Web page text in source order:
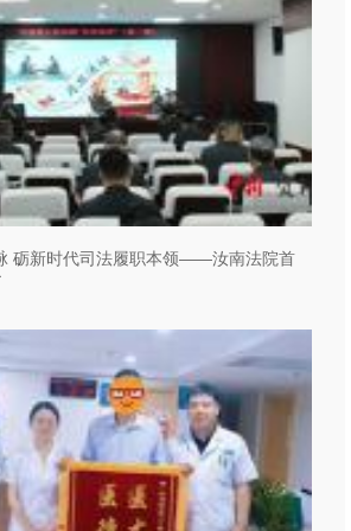
砺新时代司法履职本领——汝南法院首